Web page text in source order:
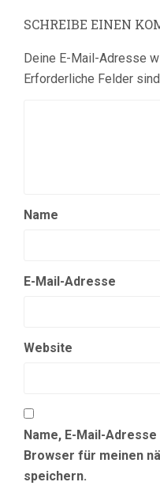
SCHREIBE EINEN
Deine E-Mail-Adresse
Erforderliche Felder
Name
E-Mail-Adresse
Website
Name, E-Mail-
Browser für meinen
speichern.